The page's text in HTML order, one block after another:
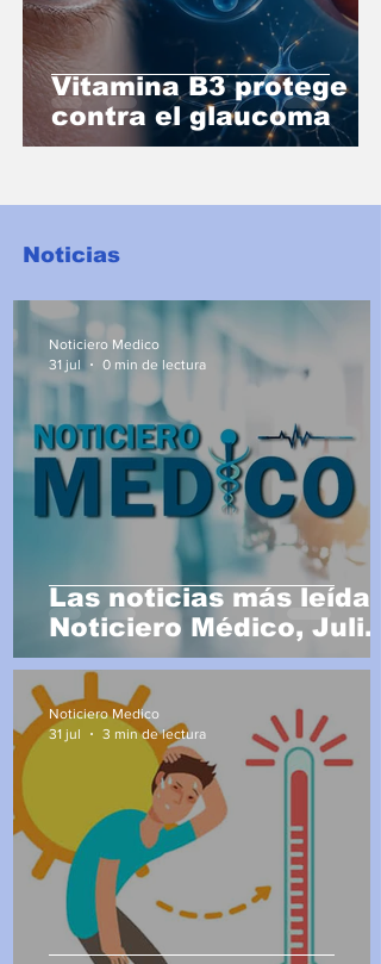
Vitamina B3 protege
contra el glaucoma
Noticias
Las noticias más leídas
Noticiero Médico, Julio
2026
Noticiero Medico
31 jul
0 min de lectura
Noticiero Medico
31 jul
3 min de lectura